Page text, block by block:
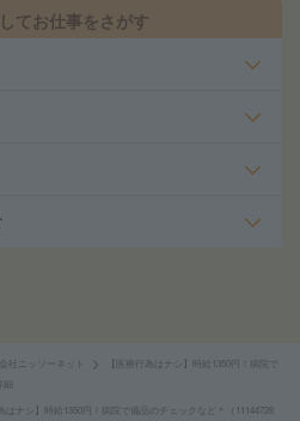
てお仕事をさがす
会社ニッソーネット
【医療行為はナシ】時給1350円！病院で
はナシ】時給1350円！病院で備品のチェックなど＊（11144728